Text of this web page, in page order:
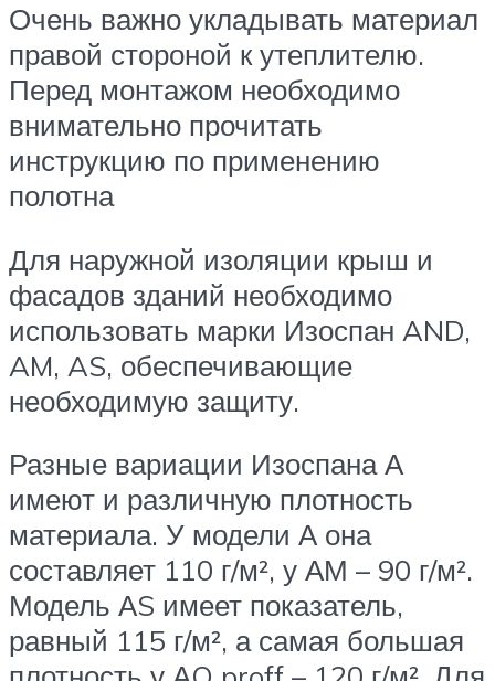
Очень важно укладывать материал
правой стороной к утеплителю.
Перед монтажом необходимо
внимательно прочитать
инструкцию по применению
полотна
Для наружной изоляции крыш и
фасадов зданий необходимо
использовать марки Изоспан AND,
AM, AS, обеспечивающие
необходимую защиту.
Разные вариации Изоспана А
имеют и различную плотность
материала. У модели А она
составляет 110 г/м², у АМ – 90 г/м².
Модель АS имеет показатель,
равный 115 г/м², а самая большая